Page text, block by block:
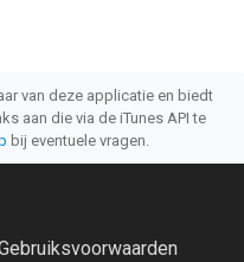
van deze applicatie en biedt
aan die via de iTunes API te
bij eventuele vragen.